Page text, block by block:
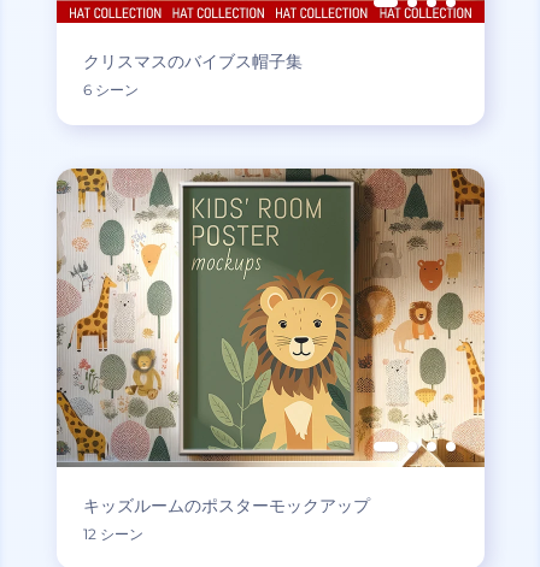
クリスマスのバイブス帽子集
6 シーン
キッズルームのポスターモックアップ
12 シーン